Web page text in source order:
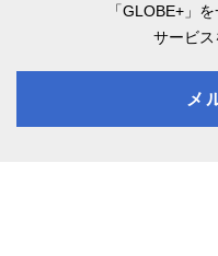
「GLOBE+」
サービス
メ